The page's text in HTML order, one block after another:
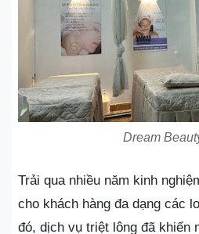
Dream
Trải qua nhiều năm kinh
cho khách hàng đa dạng các
đó, dịch vụ triệt lông đã khiến